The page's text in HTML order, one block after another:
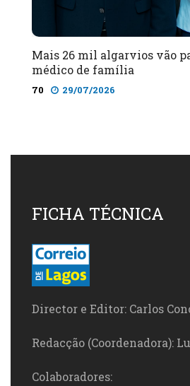
Mais 26 mil algarvios vão
médico de família
70 29/07/2026
FICHA TÉCNICA
Director e Editor: Carlos
Redacção (Coordenadora):
Colaboradores: